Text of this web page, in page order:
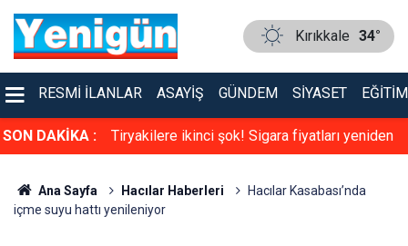
Kırıkkale 34°
RESMI İLANLAR ASAYIŞ GÜNDEM SIYASET EĞITIM
SON DAKİKA :
yeniden Kastamonu’da yasa dışı palamut avcılığına
Ana Sayfa Hacılar Haberleri
Hacılar Kasabası’nda
içme suyu hattı yenileniyor